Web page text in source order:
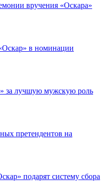
вручения «Оскара»
в номинации
за лучшую мужскую роль
претендентов на
подарят систему сбора